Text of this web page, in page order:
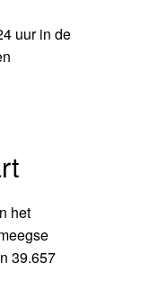
uur in de
het
39.657